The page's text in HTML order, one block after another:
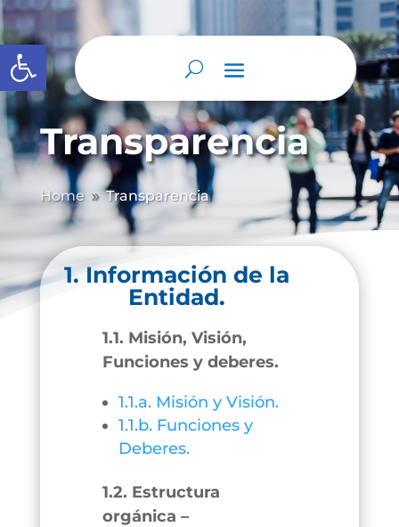
Abrir barra de herramientas
Transparencia
Home 9 Transparencia
1. Información de la
Entidad.
1.1. Misión, Visión,
Funciones y deberes.
1.1.a. Misión y Visión.
1.1.b. Funciones y
Deberes.
1.2. Estructura
orgánica –